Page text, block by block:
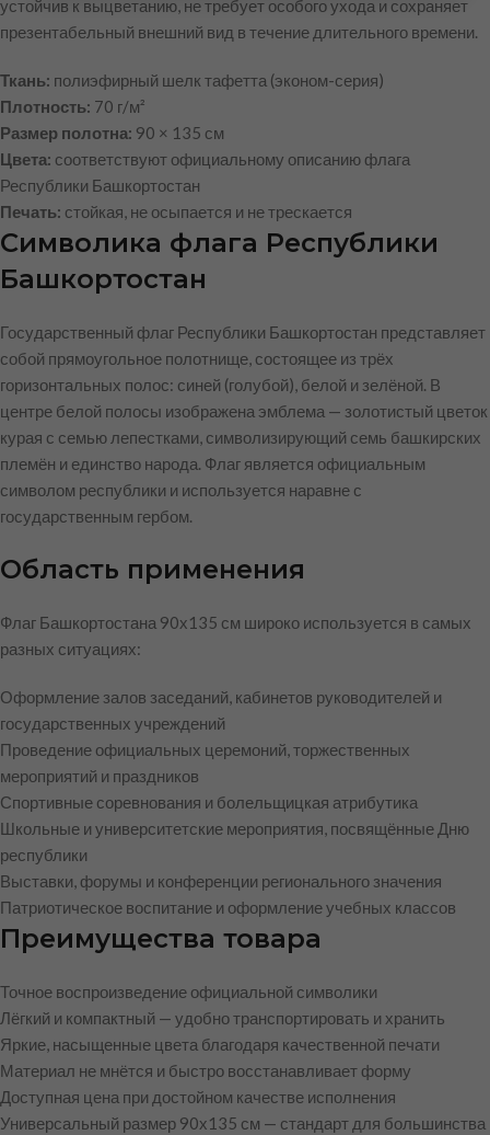
устойчив к выцветанию, не требует особого ухода и сохраняет
презентабельный внешний вид в течение длительного времени.
Ткань: полиэфирный шелк тафетта (эконом-серия)
Плотность: 70 г/м²
Размер полотна: 90 × 135 см
Цвета: соответствуют официальному описанию флага
Республики Башкортостан
Печать: стойкая, не осыпается и не трескается
Символика флага Республики
Башкортостан
Государственный флаг Республики Башкортостан представляет
собой прямоугольное полотнище, состоящее из трёх
горизонтальных полос: синей (голубой), белой и зелёной. В
центре белой полосы изображена эмблема — золотистый цветок
курая с семью лепестками, символизирующий семь башкирских
племён и единство народа. Флаг является официальным
символом республики и используется наравне с
государственным гербом.
Область применения
Флаг Башкортостана 90х135 см широко используется в самых
разных ситуациях:
Оформление залов заседаний, кабинетов руководителей и
государственных учреждений
Проведение официальных церемоний, торжественных
мероприятий и праздников
Спортивные соревнования и болельщицкая атрибутика
Школьные и университетские мероприятия, посвящённые Дню
республики
Выставки, форумы и конференции регионального значения
Патриотическое воспитание и оформление учебных классов
Преимущества товара
Точное воспроизведение официальной символики
Лёгкий и компактный — удобно транспортировать и хранить
Яркие, насыщенные цвета благодаря качественной печати
Материал не мнётся и быстро восстанавливает форму
Доступная цена при достойном качестве исполнения
Универсальный размер 90х135 см — стандарт для большинства